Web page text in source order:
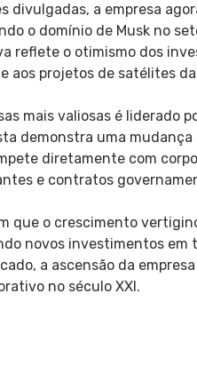
divulgadas, a empresa
o domínio de Musk no
reflete o otimismo dos
aos projetos de satélites
mais valiosas é liderado
demonstra uma
diretamente com
e contratos
que o crescimento
novos investimentos
a ascensão da
no século XXI.